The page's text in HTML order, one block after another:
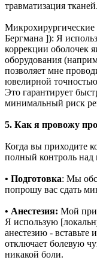
травматизация тканей.
Бергмана ]): Я
коррекции оболочек
оборудования
позволяет мне
ювелирной
Это гарантирует
минимальный риск
5. Как я провожу
Когда вы приходите
полный контроль
• Подготовка: Мы
попрошу вас сдать
• Анестезия: Мой
Я использую
анестезию - вставьте
отключает болевую
никакой боли.